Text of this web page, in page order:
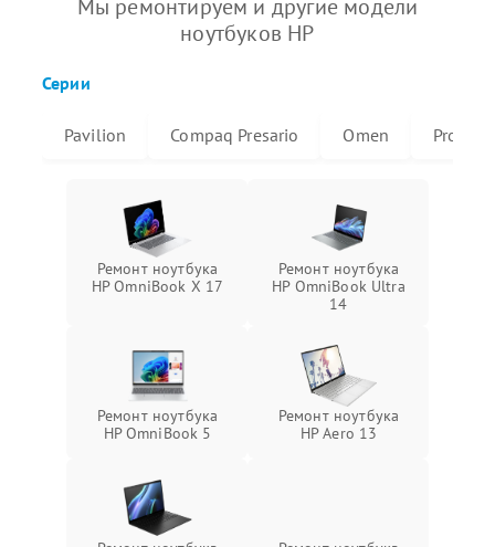
Мы ремонтируем и другие модели
ноутбуков HP
Серии
Pavilion Compaq Presario Omen
Ремонт ноутбука
HP OmniBook X 17
Ремонт ноутбука
HP OmniBook Ultra
14
Ремонт ноутбука
HP OmniBook 5
Ремонт ноутбука
HP Aero 13